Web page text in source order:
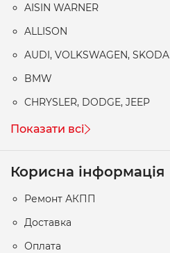
AISIN WARNER
ALLISON
AUDI, VOLKSWAGEN, SKODA
BMW
CHRYSLER, DODGE, JEEP
Показати всі
Корисна інформація
Ремонт АКПП
Доставка
Оплата